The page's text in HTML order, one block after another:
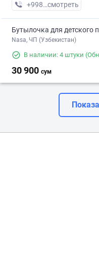
+998 (93) XXX-XX-XX
смотреть
Бутылочка для детского
Nasa, ЧП (Узбекистан)
В наличии: 4 штуки
30 900 сум